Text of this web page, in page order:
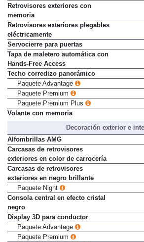
Retrovisores exteriores con
memoria
Retrovisores exteriores plegables
eléctricamente
Servocierre para puertas
Tapa de maletero automática con
Hands-Free Access
Techo corredizo panorámico
Paquete Advantage
Paquete Premium
Paquete Premium Plus
Volante con memoria
Decoración exterior e
Alfombrillas AMG
Carcasas de retrovisores
exteriores en color de carrocería
Carcasas de retrovisores
exteriores en negro brillante
Paquete Night
Consola central en efecto cristal
negro
Display 3D para conductor
Paquete Advantage
Paquete Premium